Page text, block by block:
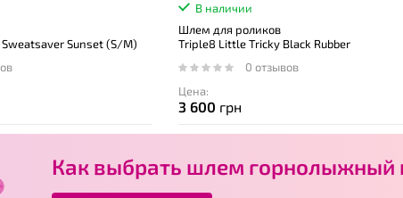
Sunset (S/M)
В наличии
Шлем для роликов
Triple8 Little Tricky Black Rubber
0 отзывов
Цена:
3 600 грн
Как выбрать шлем горнолыжный